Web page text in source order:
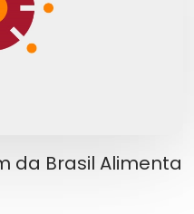
da Brasil Alimenta